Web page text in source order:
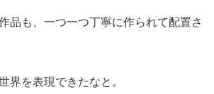
品も、一つ一つ丁寧に作られて配置さ
界を表現できたなと。